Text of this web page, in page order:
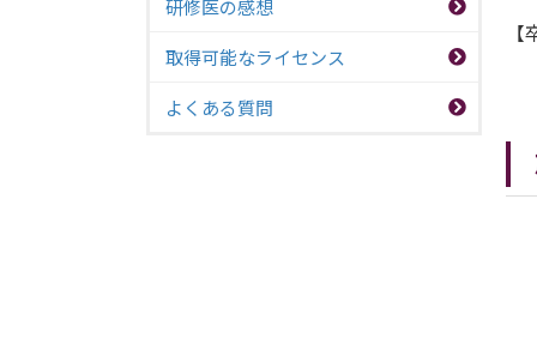
研修医の感想
取得可能なライセンス
よくある質問